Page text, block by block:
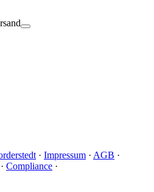
· Impressum · AGB ·
· Compliance ·